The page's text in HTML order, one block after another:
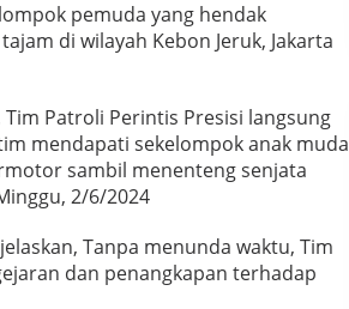
pemuda yang hendak
di wilayah Kebon Jeruk, Jakarta
Patroli Perintis Presisi langsung
mendapati sekelompok anak muda
sambil menenteng senjata
2/6/2024
Tanpa menunda waktu, Tim
dan penangkapan terhadap